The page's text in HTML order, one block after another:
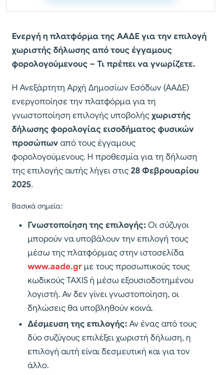
Ενεργή η πλατφόρμα της ΑΑΔΕ για την επιλογή
χωριστής δήλωσης από τους έγγαμους
φορολογούμενους – Τι πρέπει να γνωρίζετε.
Η Ανεξάρτητη Αρχή Δημοσίων Εσόδων (ΑΑΔΕ)
ενεργοποίησε την πλατφόρμα για τη
γνωστοποίηση επιλογής υποβολήςχωριστής
δήλωσης φορολογίας εισοδήματος φυσικών
προσώπωναπό τους έγγαμους
φορολογούμενους. Η προθεσμία για τη δήλωση
της επιλογής αυτής λήγει στις28 Φεβρουαρίου
2025.
Βασικά σημεία:
Γνωστοποίηση της επιλογής: Οι σύζυγοι
μπορούν να υποβάλουν την επιλογή τους
μέσω της πλατφόρμας στην ιστοσελίδα
www.aade.gr με τους προσωπικούς τους
κωδικούς TAXIS ή μέσω εξουσιοδοτημένου
λογιστή. Αν δεν γίνει γνωστοποίηση, οι
δηλώσεις θα υποβληθούν κοινά.
Δέσμευση της επιλογής: Αν ένας από τους
δύο συζύγους επιλέξει χωριστή δήλωση, η
επιλογή αυτή είναι δεσμευτική και για τον
άλλο.